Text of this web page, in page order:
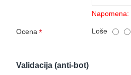
Napomena:
Ocena Loše
Validacija (anti-bot)